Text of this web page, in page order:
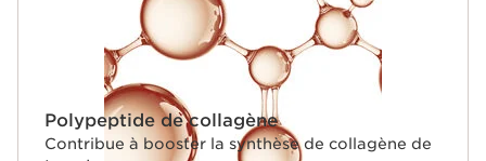
Polypeptide de collagène
Contribue à booster la synthèse de collagène de